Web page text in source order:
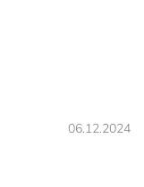
06.12.2024